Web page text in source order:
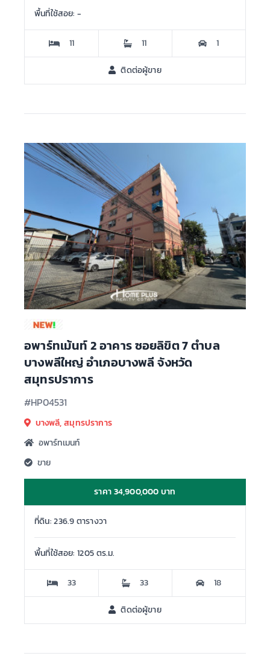
พื้นที่ใช้สอย: -
11 11 1
ติดต่อผู้ขาย
อพาร์ทเม้นท์ 2 อาคาร ซอยลิขิต 7 ตำบล
บางพลีใหญ่ อำเภอบางพลี จังหวัด
สมุทรปราการ
#HP04531
บางพลี, สมุทรปราการ
อพาร์ทเมนท์
ขาย
ราคา 34,900,000 บาท
ที่ดิน: 236.9 ตารางวา
พื้นที่ใช้สอย: 1205 ตร.ม.
33 33 18
ติดต่อผู้ขาย